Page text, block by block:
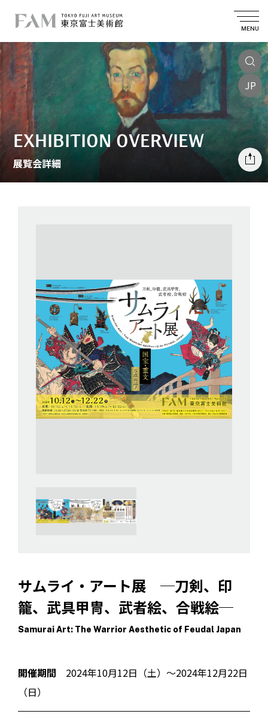
MENU
JP
EXHIBITION OVERVIEW
展覧会詳細
サムライ・アート展 ─刀剣、印
籠、武具甲冑、武者絵、合戦絵─
Samurai Art: The Warrior Aesthetic of Feudal Japan
開催期間 2024年10月12日（土）～2024年12月22日
（日）